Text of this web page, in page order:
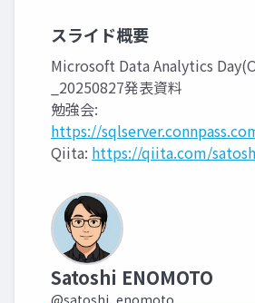
スライド概要
Microsoft Data Analytics
_20250827発表資料
勉強会:
https://
Qiita: https://qiita.com/
Satoshi ENOMOTO
@satoshi_enomoto